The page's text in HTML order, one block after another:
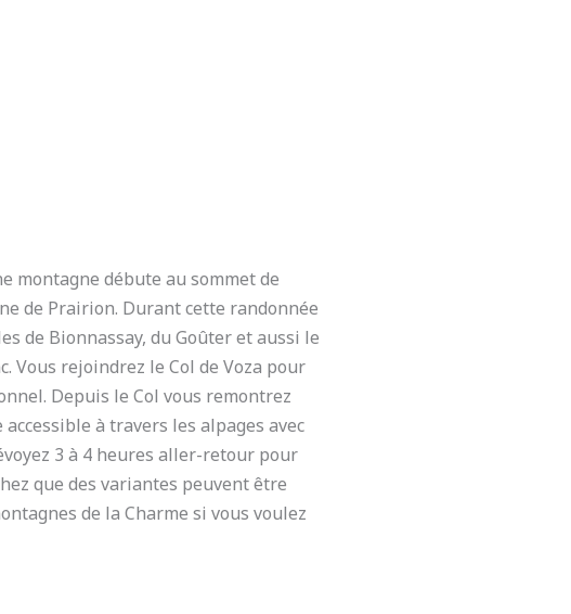
montagne débute au sommet de
de Prairion. Durant cette randonnée
de Bionnassay, du Goûter et aussi le
Vous rejoindrez le Col de Voza pour
Depuis le Col vous remontrez
à travers les alpages avec
3 à 4 heures aller-retour pour
que des variantes peuvent être
de la Charme si vous voulez